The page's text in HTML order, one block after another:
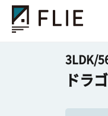
3LDK/
ドラ